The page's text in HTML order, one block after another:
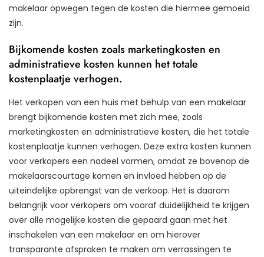
makelaar opwegen tegen de kosten die hiermee gemoeid
zijn.
Bijkomende kosten zoals marketingkosten en
administratieve kosten kunnen het totale
kostenplaatje verhogen.
Het verkopen van een huis met behulp van een makelaar
brengt bijkomende kosten met zich mee, zoals
marketingkosten en administratieve kosten, die het totale
kostenplaatje kunnen verhogen. Deze extra kosten kunnen
voor verkopers een nadeel vormen, omdat ze bovenop de
makelaarscourtage komen en invloed hebben op de
uiteindelijke opbrengst van de verkoop. Het is daarom
belangrijk voor verkopers om vooraf duidelijkheid te krijgen
over alle mogelijke kosten die gepaard gaan met het
inschakelen van een makelaar en om hierover
transparante afspraken te maken om verrassingen te